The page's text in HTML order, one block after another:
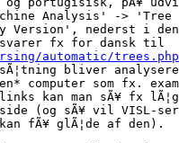
Analysis' ->
Version', nederst i
automatic/
sÃ¦tning bliver
computer som fx.
kan man sÃ¥ fx
(og sÃ¥ vil VISL-
fÃ¥ glÃ¦de af den).